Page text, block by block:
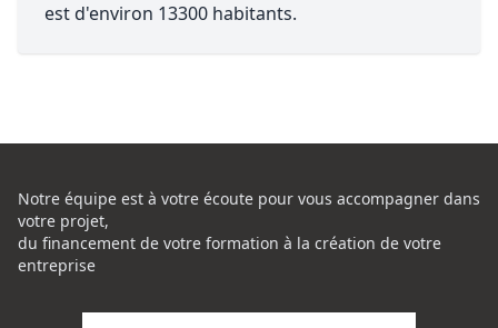
est d'environ 13300 habitants.
Notre équipe est à votre écoute pour vous accompagner dans
votre projet,
du financement de votre formation à la création de votre
entreprise